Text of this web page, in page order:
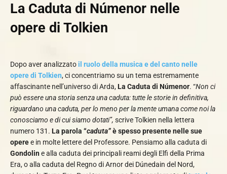
La Caduta di Númenor nelle
opere di Tolkien
Dopo aver analizzato il ruolo della musica e del canto nelle
opere di Tolkien, ci concentriamo su un tema estremamente
affascinante nell’universo di Arda,La Caduta di Númenor. “Non ci
può essere una storia senza una caduta: tutte le storie in definitiva,
riguardano una caduta, per lo meno per la mente umana come noi la
conosciamo e di cui siamo dotati”, scrive Tolkien nella lettera
numero 131. La parola “caduta”è spesso presente nelle sue
operee in molte lettere del Professore. Pensiamo alla caduta di
Gondoline alla caduta dei principali reami degli Elfi della Prima
Era, o alla caduta del Regno di Arnor dei Dúnedain del Nord,